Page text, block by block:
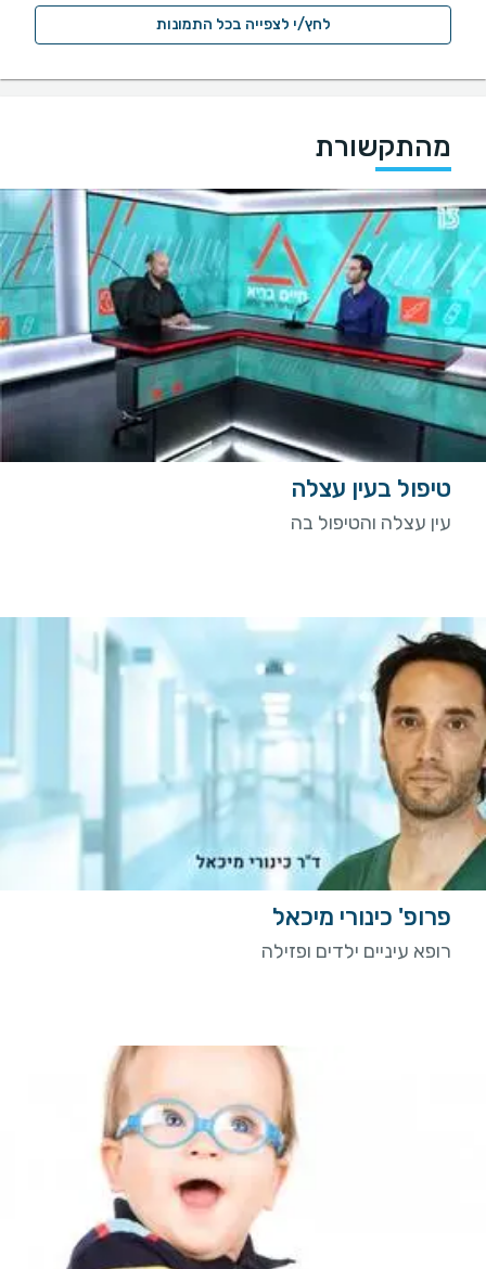
לחץ/י לצפייה בכל התמונות
מהתקשורת
טיפול בעין עצלה
עין עצלה והטיפול בה
פרופ' כינורי מיכאל
רופא עיניים ילדים ופזילה